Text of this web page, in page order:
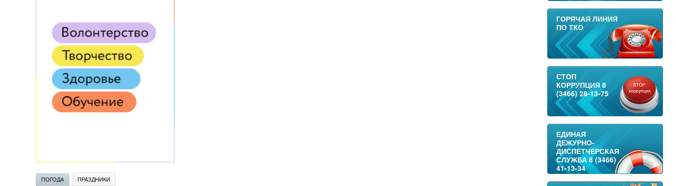
ПОГОДА
ПРАЗДНИКИ
ГОРЯЧАЯ ЛИНИЯ
ПО ТКО
СТОП
КОРРУПЦИЯ 8
(3466) 28-13-75
ЕДИНАЯ
ДЕЖУРНО-
ДИСПЕТЧЕРСКАЯ
СЛУЖБА 8 (3466)
41-13-34